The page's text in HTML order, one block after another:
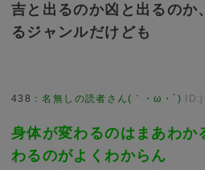
吉と出るのか凶と出るのか
るジャンルだけども
438 ：名無しの読者さん(｀・ω・´)
身体が変わるのはまあわか
わるのがよくわからん